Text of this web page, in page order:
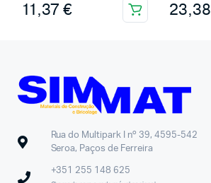
11,37 € 23,38
Rua do Multipark I nº 39, 4595-542
Seroa, Paços de Ferreira
+351 255 148 625